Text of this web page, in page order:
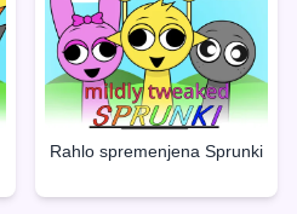
Rahlo spremenjena Sprunki